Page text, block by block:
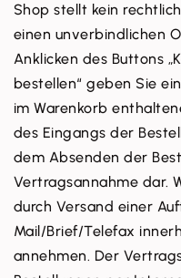
Shop stellt kein
einen unverbindlichen
Anklicken des Buttons
bestellen“ geben Sie
im Warenkorb
des Eingangs der
dem Absenden der
Vertragsannahme dar.
durch Versand einer
Mail/Brief/Telefax
annehmen. Der